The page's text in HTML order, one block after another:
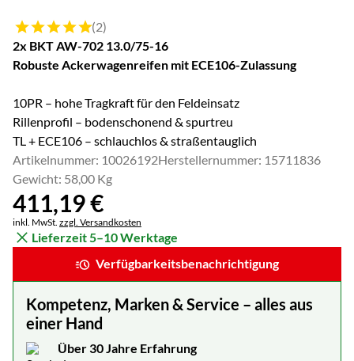
Bewertung: 5 von 5 (2 Bewertungen)
(2)
2x BKT AW-702 13.0/75-16
Robuste Ackerwagenreifen mit ECE106-Zulassung
10PR – hohe Tragkraft für den Feldeinsatz
Rillenprofil – bodenschonend & spurtreu
TL + ECE106 – schlauchlos & straßentauglich
Artikelnummer: 10026192Herstellernummer: 15711836
Gewicht: 58,00 Kg
411,19€
Steuerhinweis:
inkl. MwSt. zzgl. Versandkosten
Lieferzeit 5–10 Werktage
Verfügbarkeitsbenachrichtigung
Kompetenz, Marken & Service – alles aus
einer Hand
Über 30 Jahre Erfahrung